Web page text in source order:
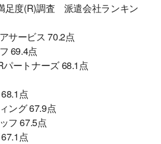
足度(R)調査 派遣会社ランキン
サービス 70.2点
69.4点
ートナーズ 68.1点
点
ング 67.9点
フ 67.5点
点